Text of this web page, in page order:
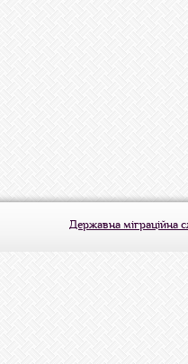
Державна міграційна